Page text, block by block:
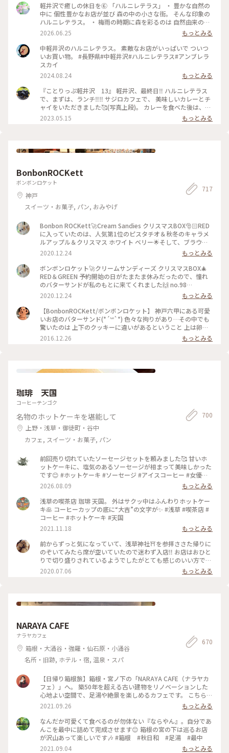
軽井沢で癒しの休日を⑥ 「ハルニレテラス」 ・ 豊かな自然の
中に 個性豊かなお店が並び 森の中の小さな街。 そんな印象の
ハルニレテラス。 ・ 梅雨の時期に森を彩るのは 自然由来の素
材で100色に染めた布たち。 日差しに照らされ風に揺れて〜
改めて晴れて良かったなぁ〜。 心が躍る風景でした。 ・ 平日
でしたが多くの人で賑わっていました。 （週末はどうなっち
ゃうの？） #ひみつの絶景 #軽井沢 #ハルニレテラス
2026.06.25
もっとみる
中軽井沢のハルニレテラス。 素敵なお店がいっぱいで ついつ
いお買い物。 #長野県#中軽井沢#ハルニレテラス#アンブレラ
スカイ
2024.08.24
もっとみる
『ことりっぷ軽井沢 13』 軽井沢、最終日‼️ ハルニレテラス
で、まずは、ランチ‼️‼️ サジロカフェで、 美味しいカレーとチ
ャイをいただきました🥰(写真上段)。 カレーを食べた後は、、
ソフトクリーム🍦🤣(写真右下)。 和菓子の【和泉屋 傳兵衛】
さんで販売している、 〘森の花豆ソフトクリーム〙です。 森
たです🥰🥰 【和泉屋 傳兵衛】さんと、 【丸山珈琲】さんで
っぷ軽井沢#ランチ#カレー#ソフトクリーム#お土産#OPPO撮
影
2023.05.15 もっとみる
BonbonROCKett
ボンボンロケット
神戸
スイーツ・お菓子, パン, おみやげ
717
Bonbon ROCKett🚀Cream Sandies クリスマスBOX🎅🏻RED
に入っていたのは、人気第1位のピスタチオ＆秋冬のキャラメ
ルアップル＆クリスマス ホワイト ベリー🌟そして、ブラウニ
ーにバタークリームが乗ったBROWNDYSのダブルチョコレー
ト🍫 バタークリームはこんなに層が厚いのに、丁寧にホイッ
プされているので軽やかな口どけ❄クッキーはサクッとしっと
り香ばしい✨ ピスタチオの濃厚さも、ベリーのフルーティーさ
も、どれも美味しい♪♪ 甘い物のは人を幸せにします♡ #冬を
味わう #兵庫#神戸#六甲#ボンボンロケット#クリームサンディ
ーズ#バターサンド#クリスマス#BOX#赤#緑は旦那にあげまし
た#お皿も買っちゃった
2020.12.24
もっとみる
ボンボンロケット🚀クリームサンディーズ クリスマスBOX🎄
RED＆GREEN 予約開始の日がたまたま休みだったので、憧れ
のバターサンドが私のもとに来てくれました🙌 no.98
Christmas White Berryがどちらにも入っています❄ ロケット
に乗ってプレゼントを運ぶサンタさんとトナカイがカワイイ♡
＊.｡.:*･Happy Christmasﾟ＊.:*･ﾟ #冬を味わう #兵庫#神戸#六
甲#ボンボンロケット#クリームサンディーズ#バターサンド#
クリスマス#BOX#赤#緑
2020.12.24
もっとみる
【BonbonROCKett/ボンボンロケット】 神戸六甲にある可愛
いお店のバターサンド(*´꒳`*) 色々な拘りがあり…その中でも
驚いたのは 上下のクッキーに違いがあるということ 上は卵を
塗ってキレイなテリを出し 下はクリームとの相性が良いよう
に ザラっとした質感にしたサクサクコンビなんですって(^-^)
丁寧に空気を含ませながらフンワリ(๑˃̵ᴗ˂̵) 正面右上から抹茶
#BonbonROCKett #ボンボンロケット #バターサンド #おみや
げ図鑑
2016.12.26 もっとみる
珈琲 天国
コーヒーテンゴク
名物のホットケーキを堪能して
上野・浅草・御徒町・谷中
カフェ, スイーツ・お菓子, パン
700
前回売り切れていたソーセージセットを頼みました🥰 甘いホ
ットケーキに、塩気のあるソーセージが相まって美味しかった
です😊 #ホットケーキ #ソーセージ #アイスコーヒー #女優め
し
2026.08.09
もっとみる
浅草の喫茶店 珈琲 天国。 外はサクッ中はふんわりホットケー
キ🥞 コーヒーカップの底に“大吉”の文字が✨ #浅草 #喫茶店 #
コーヒー #ホットケーキ #天国
2021.11.18
もっとみる
前からずっと気になっていて、浅草神社⛩を参拝ささた帰りに
のぞいてみたら席が空いていたので迷わず入店‼️ お店はおひと
りで切り盛りされているようでしたがとても感じのいい方で、
ホットケーキ🥞は昔ながらの素朴なかんじがコーヒー☕️によく
合って美味しかった😆💕
2020.07.06 もっとみる
NARAYA CAFE
ナラヤカフェ
箱根・大涌谷・強羅・仙石原・小涌谷
名所・旧跡, ホテル・宿, 温泉・スパ
670
【日帰り箱根旅】箱根・宮ノ下の「NARAYA CAFE（ナラヤカ
フェ）」へ。 築50年を超える古い建物をリノベーションした
心地よい空間で、足湯や絶景を楽しめるカフェです。 こちら、
築50年を超える古い建物を改装して作ったお店だそう。建物の
外観や床の風合いなど、全体的にどことなくレトロな雰囲気が
漂っていて、落ち着きます。 投稿したのは店内席の写真。どの
窓からも箱根の山が一望できて最高……！ 癒やされました🌳
🌲 #私のことりっぷ #箱根カフェ #ナラヤカフェ
2021.09.26
もっとみる
なんだか可愛くて食べるのが勿体ない『ならやん』。自分であ
んこを最中に詰めて完成させます😊 箱根の宮の下は巡るお店
が沢山あって楽しいです🎶 #箱根 #秋日和 #足湯 #最中
2021.09.04
もっとみる